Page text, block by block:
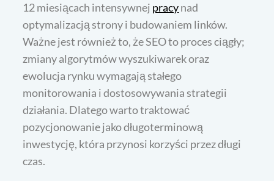
12 miesiącach intensywnej pracynad
optymalizacją strony i budowaniem linków.
Ważne jest również to, że SEO to proces ciągły;
zmiany algorytmów wyszukiwarek oraz
ewolucja rynku wymagają stałego
monitorowania i dostosowywania strategii
działania. Dlatego warto traktować
pozycjonowanie jako długoterminową
inwestycję, która przynosi korzyści przez długi
czas.